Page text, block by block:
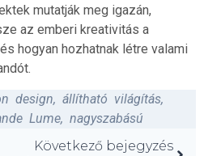
mutatják meg igazán,
az emberi kreativitás a
hogyan hozhatnak létre valami
design, állítható világítás,
Lume, nagyszabású
Következő bejegyzés